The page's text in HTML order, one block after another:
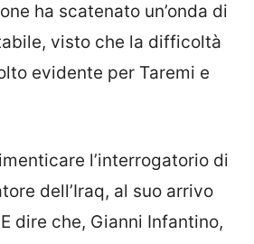
ha scatenato un’onda di
visto che la difficoltà
evidente per Taremi e
l’interrogatorio di
dell’Iraq, al suo arrivo
dire che, Gianni Infantino,